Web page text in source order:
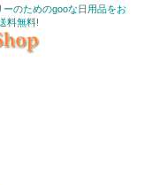
のためのgooな日用品をお
料無料!